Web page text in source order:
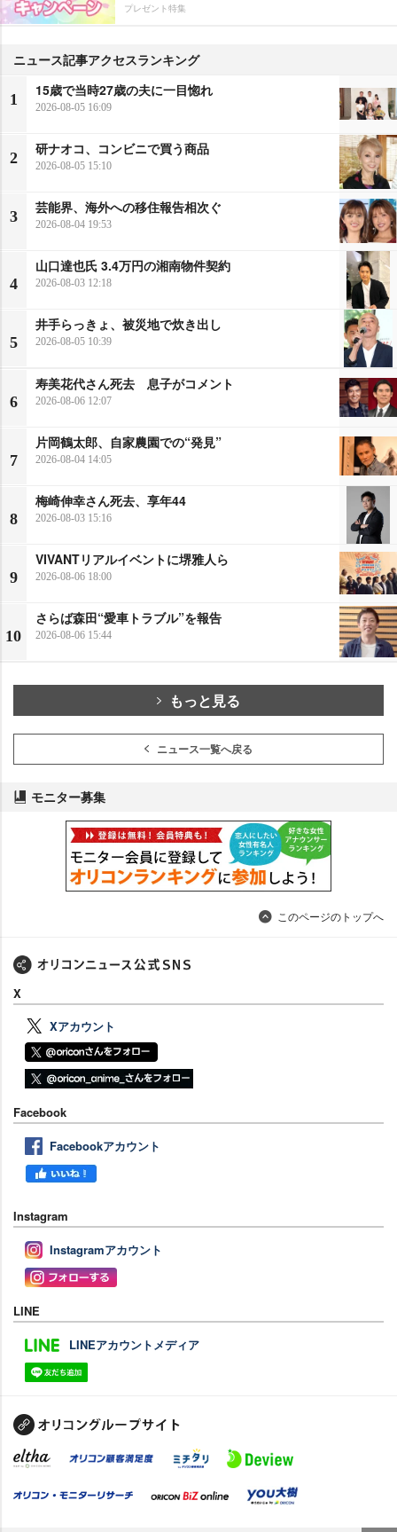
プレゼント特集
ニュース記事アクセスランキング
1
15歳で当時27歳の夫に一目惚れ
2026-08-05 16:09
2
研ナオコ、コンビニで買う商品
2026-08-05 15:10
3
芸能界、海外への移住報告相次ぐ
2026-08-04 19:53
4
山口達也氏 3.4万円の湘南物件契約
2026-08-03 12:18
5
井手らっきょ、被災地で炊き出し
2026-08-05 10:39
6
寿美花代さん死去 息子がコメント
2026-08-06 12:07
7
片岡鶴太郎、自家農園での“発見”
2026-08-04 14:05
8
梅崎伸幸さん死去、享年44
2026-08-03 15:16
9
VIVANTリアルイベントに堺雅人ら
2026-08-06 18:00
10
さらば森田“愛車トラブル”を報告
2026-08-06 15:44
もっと見る
ニュース一覧へ戻る
モニター募集
このページのトップへ
X
Xアカウント
Facebook
Facebookアカウント
Instagram
Instagramアカウント
LINE
LINEアカウントメディア